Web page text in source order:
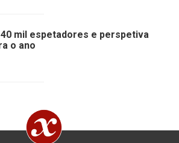
mil espetadores e perspetiva
o ano